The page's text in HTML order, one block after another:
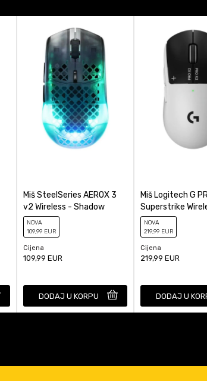
koliko je 6 - 1 :
miša
HyperX
Bežični
Miš SteelSeries AEROX 3
v2 Wireless - Shadow
NOVA
109,99 EUR
Cijena
109,99 EUR
DODAJ U KORPU
Miš Logitech G
Superstrike
Black
NOVA
219,99 EUR
Cijena
219,99 EUR
DODAJ U